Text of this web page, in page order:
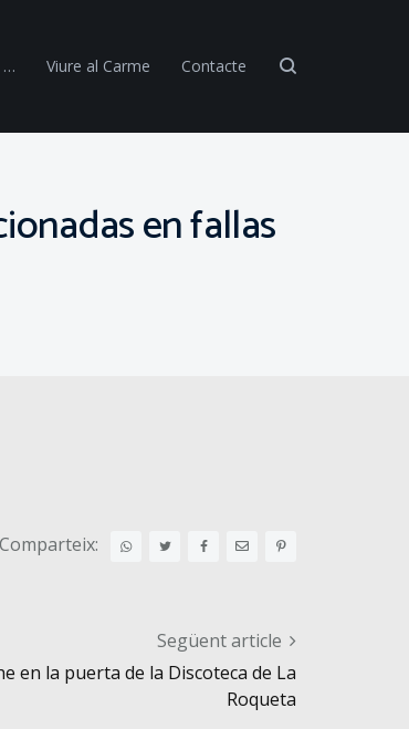
… Viure al Carme Contacte
en fallas
Comparteix:
Següent article
en la puerta de la Discoteca de La
Roqueta